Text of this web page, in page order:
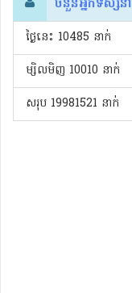
ចំនួនអ្នកទស្សនា
ថ្ងៃនេះ​ 10485 នាក់
ម្សិលមិញ 10010 នាក់
សរុប 19981521 នាក់